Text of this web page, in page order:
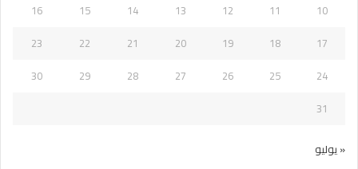
10
11
12
13
14
15
16
17
18
19
20
21
22
23
24
25
26
27
28
29
30
31
« يوليو